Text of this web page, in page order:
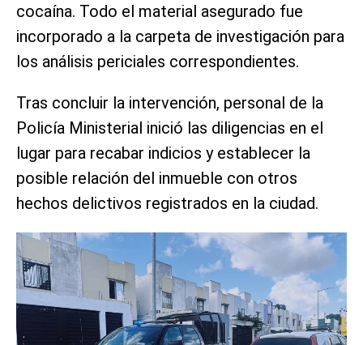
cocaína. Todo el material asegurado fue
incorporado a la carpeta de investigación para
los análisis periciales correspondientes.
Tras concluir la intervención, personal de la
Policía Ministerial inició las diligencias en el
lugar para recabar indicios y establecer la
posible relación del inmueble con otros
hechos delictivos registrados en la ciudad.